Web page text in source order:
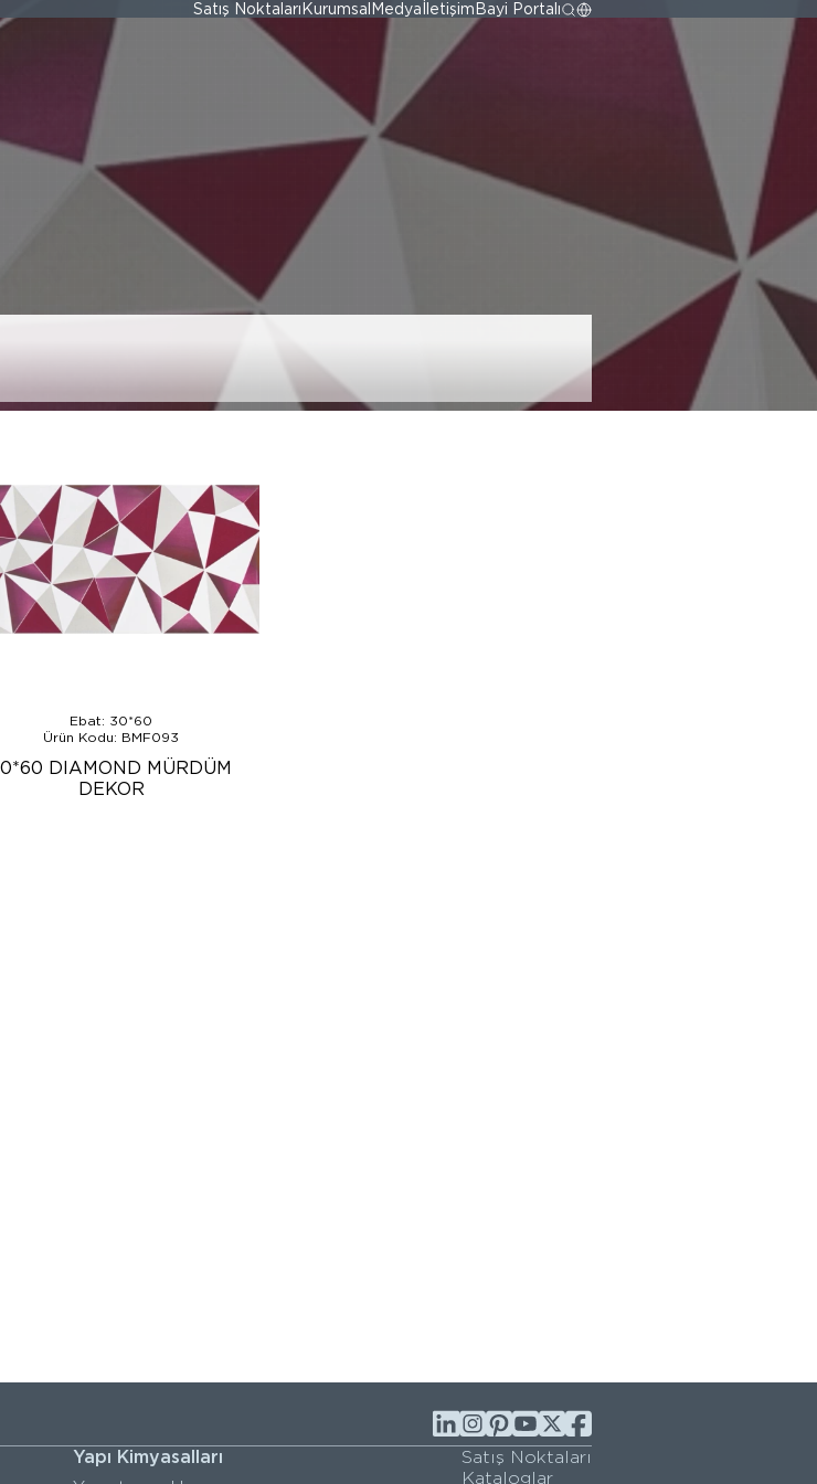
Satış Noktaları Kurumsal Medya İletişim Bayi Portalı
Ebat: 30*60
Ürün Kodu: BMF093
DIAMOND MÜRDÜM
DEKOR
Yapı Kimyasalları
Satış Noktaları
Kataloglar